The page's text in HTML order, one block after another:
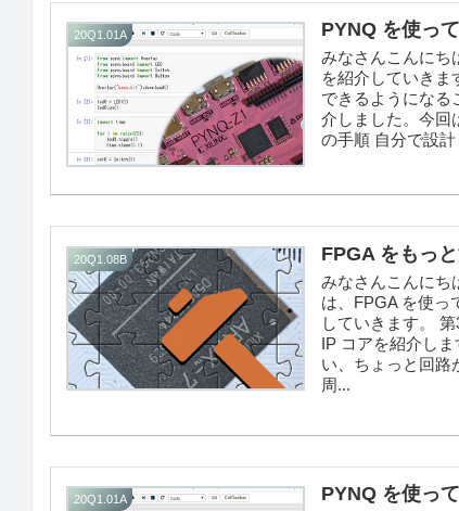
20Q1.01A PYNQ を使っ
みなさんこんにち
を紹介していきま
できるようになる
介しました。今回
の手順 自分で設
20Q1.08B FPGA をもっ
みなさんこんにち
は、FPGA を使っ
していきます。
IP コアを紹介し
い、ちょっと回路
周...
20Q1.01A PYNQ を使っ